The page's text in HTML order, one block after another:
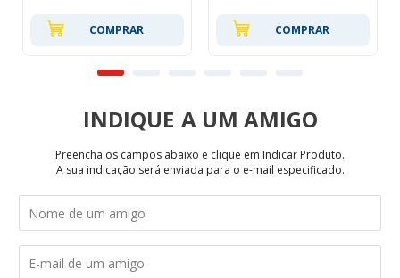
COMPRAR COMPRAR
INDIQUE
Preencha os campos abaixo e clique em Indicar Produto.
A sua indicação será enviada para o e-mail especificado.